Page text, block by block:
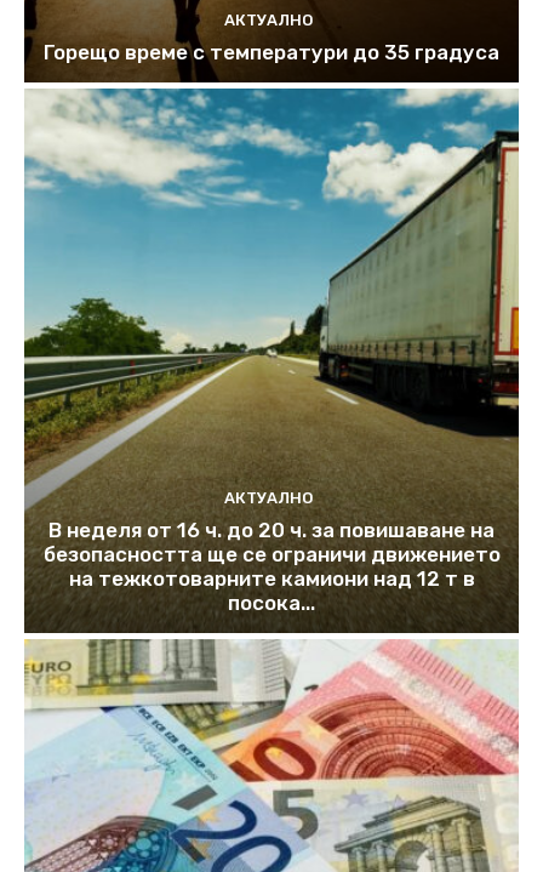
АКТУАЛНО
Горещо време с температури до 35 градуса
АКТУАЛНО
В неделя от 16 ч. до 20 ч. за повишаване на
безопасността ще се ограничи движението
на тежкотоварните камиони над 12 т в
посока...